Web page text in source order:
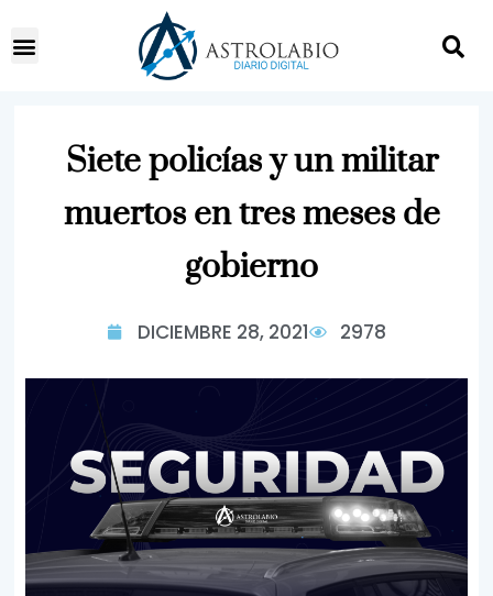
Siete policías y un militar
muertos en tres meses de
gobierno
DICIEMBRE 28, 2021 2978